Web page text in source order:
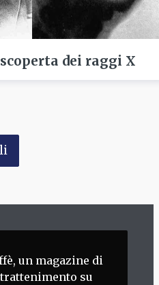
dei raggi X
un magazine di
su